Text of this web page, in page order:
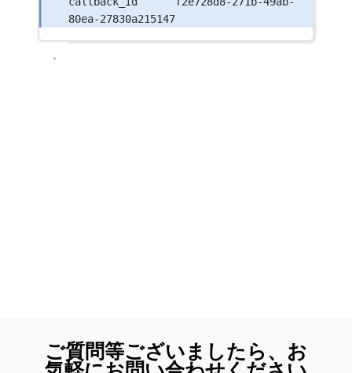
80ea-27830a215147
ご質問等ございましたら、お